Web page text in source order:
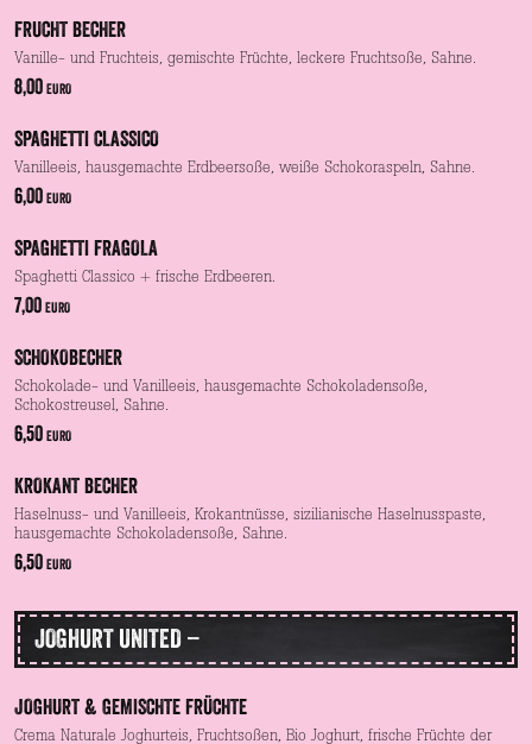
FRUCHT BECHER
Vanille- und Fruchteis, gemischte Früchte, leckere Fruchtsoße, Sahne.
8,00 EURO
SPAGHETTI CLASSICO
Vanilleeis, hausgemachte Erdbeersoße, weiße Schokoraspeln, Sahne.
6,00 EURO
SPAGHETTI FRAGOLA
Spaghetti Classico + frische Erdbeeren.
7,00 EURO
SCHOKOBECHER
Schokolade- und Vanilleeis, hausgemachte Schokoladensoße,
Schokostreusel, Sahne.
6,50 EURO
KROKANT BECHER
Haselnuss- und Vanilleeis, Krokantnüsse, sizilianische Haselnusspaste,
hausgemachte Schokoladensoße, Sahne.
6,50 EURO
JOGHURT UNITED –
JOGHURT & GEMISCHTE FRÜCHTE
Crema Naturale Joghurteis, Fruchtsoßen, Bio Joghurt, frische Früchte der